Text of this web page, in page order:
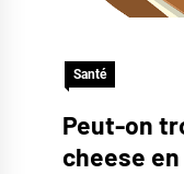
Santé
Peut-on
cheese